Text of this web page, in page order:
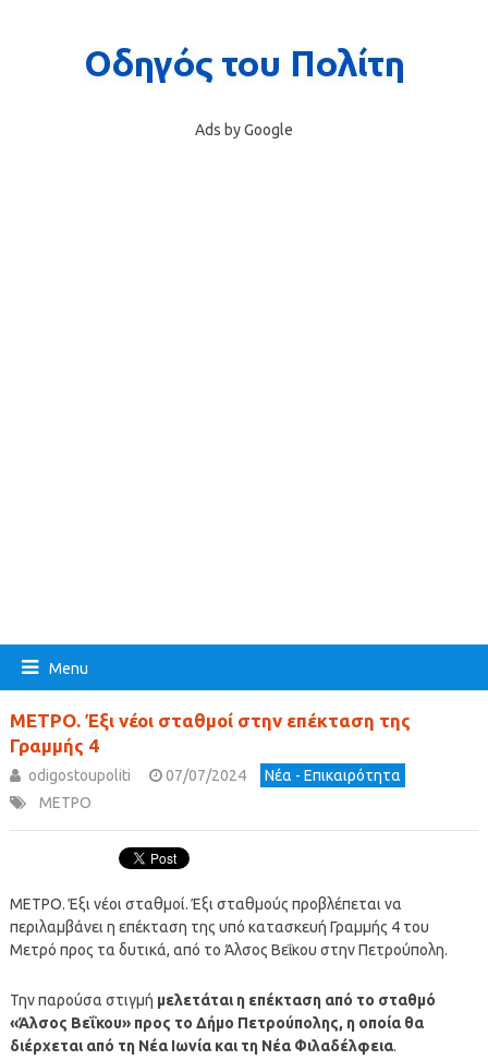
Ads by Google
Menu
ΜΕΤΡΟ. Έξι νέοι σταθμοί στην επέκταση της
Γραμμής 4
odigostoupoliti 07/07/2024
Νέα - Επικαιρότητα
ΜΕΤΡΟ
ΜΕΤΡΟ. Έξι νέοι σταθμοί. Έξι σταθμούς προβλέπεται να
περιλαμβάνει η επέκταση της υπό κατασκευή Γραμμής 4 του
Μετρό προς τα δυτικά, από το Άλσος Βεΐκου στην Πετρούπολη.
Την παρούσα στιγμή μελετάται η επέκταση από το σταθμό
«Άλσος Βεΐκου» προς το Δήμο Πετρούπολης, η οποία θα
διέρχεται από τη Νέα Ιωνία και τη Νέα Φιλαδέλφεια.